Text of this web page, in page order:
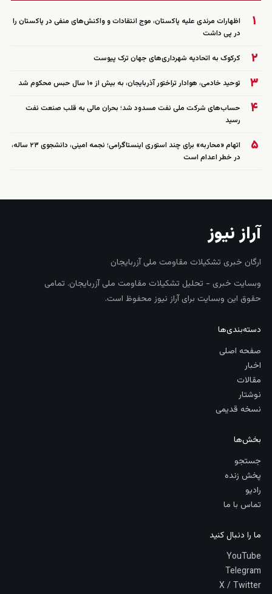
۱
اظهارات مرندی علیه پاکستان، موج انتقادات و واکنش‌های منفی در پاکستان را
در پی داشت
۲ کرکوک به اتحادیه شهرداری‌های جهان ترک پیوست
۳ توحید خادمی، هوادار تراختور آذربایجان، به بیش از ۱۰ سال حبس محکوم شد
۴
حساب‌های شرکت ملی نفت مسدود شد؛ بحران مالی به قلب صنعت نفت
رسید
۵
اتهام «محاربه» برای چند استوری اینستاگرامی؛ نجمه امینی، دانشجوی ۲۳ ساله،
در خطر اعدام است
آراز نیوز
ارگان خبری تشکیلات مقاومت ملی آزربایجان
وبسایت خبری - تحلیل تشکیلات مقاومت ملی آزربایجان. تمامی
حقوق این وبسایت برای آراز نیوز محفوظ است.
دسته‌بندی‌ها
صفحه اصلی
اخبار
مقالات
نوشتار
نسخه قدیمی
بخش‌ها
جستجو
پخش زنده
رادیو
تماس با ما
ما را دنبال کنید
YouTube
Telegram
X / Twitter